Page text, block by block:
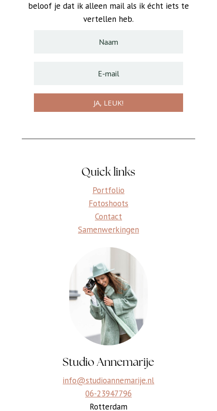
beloof je dat ik alleen mail als ik écht iets te
vertellen heb.
JA, LEUK!
Quick links
Portfolio
Fotoshoots
Contact
Samenwerkingen
Studio Annemarije
info@studioannemarije.nl
06-23947796
Rotterdam